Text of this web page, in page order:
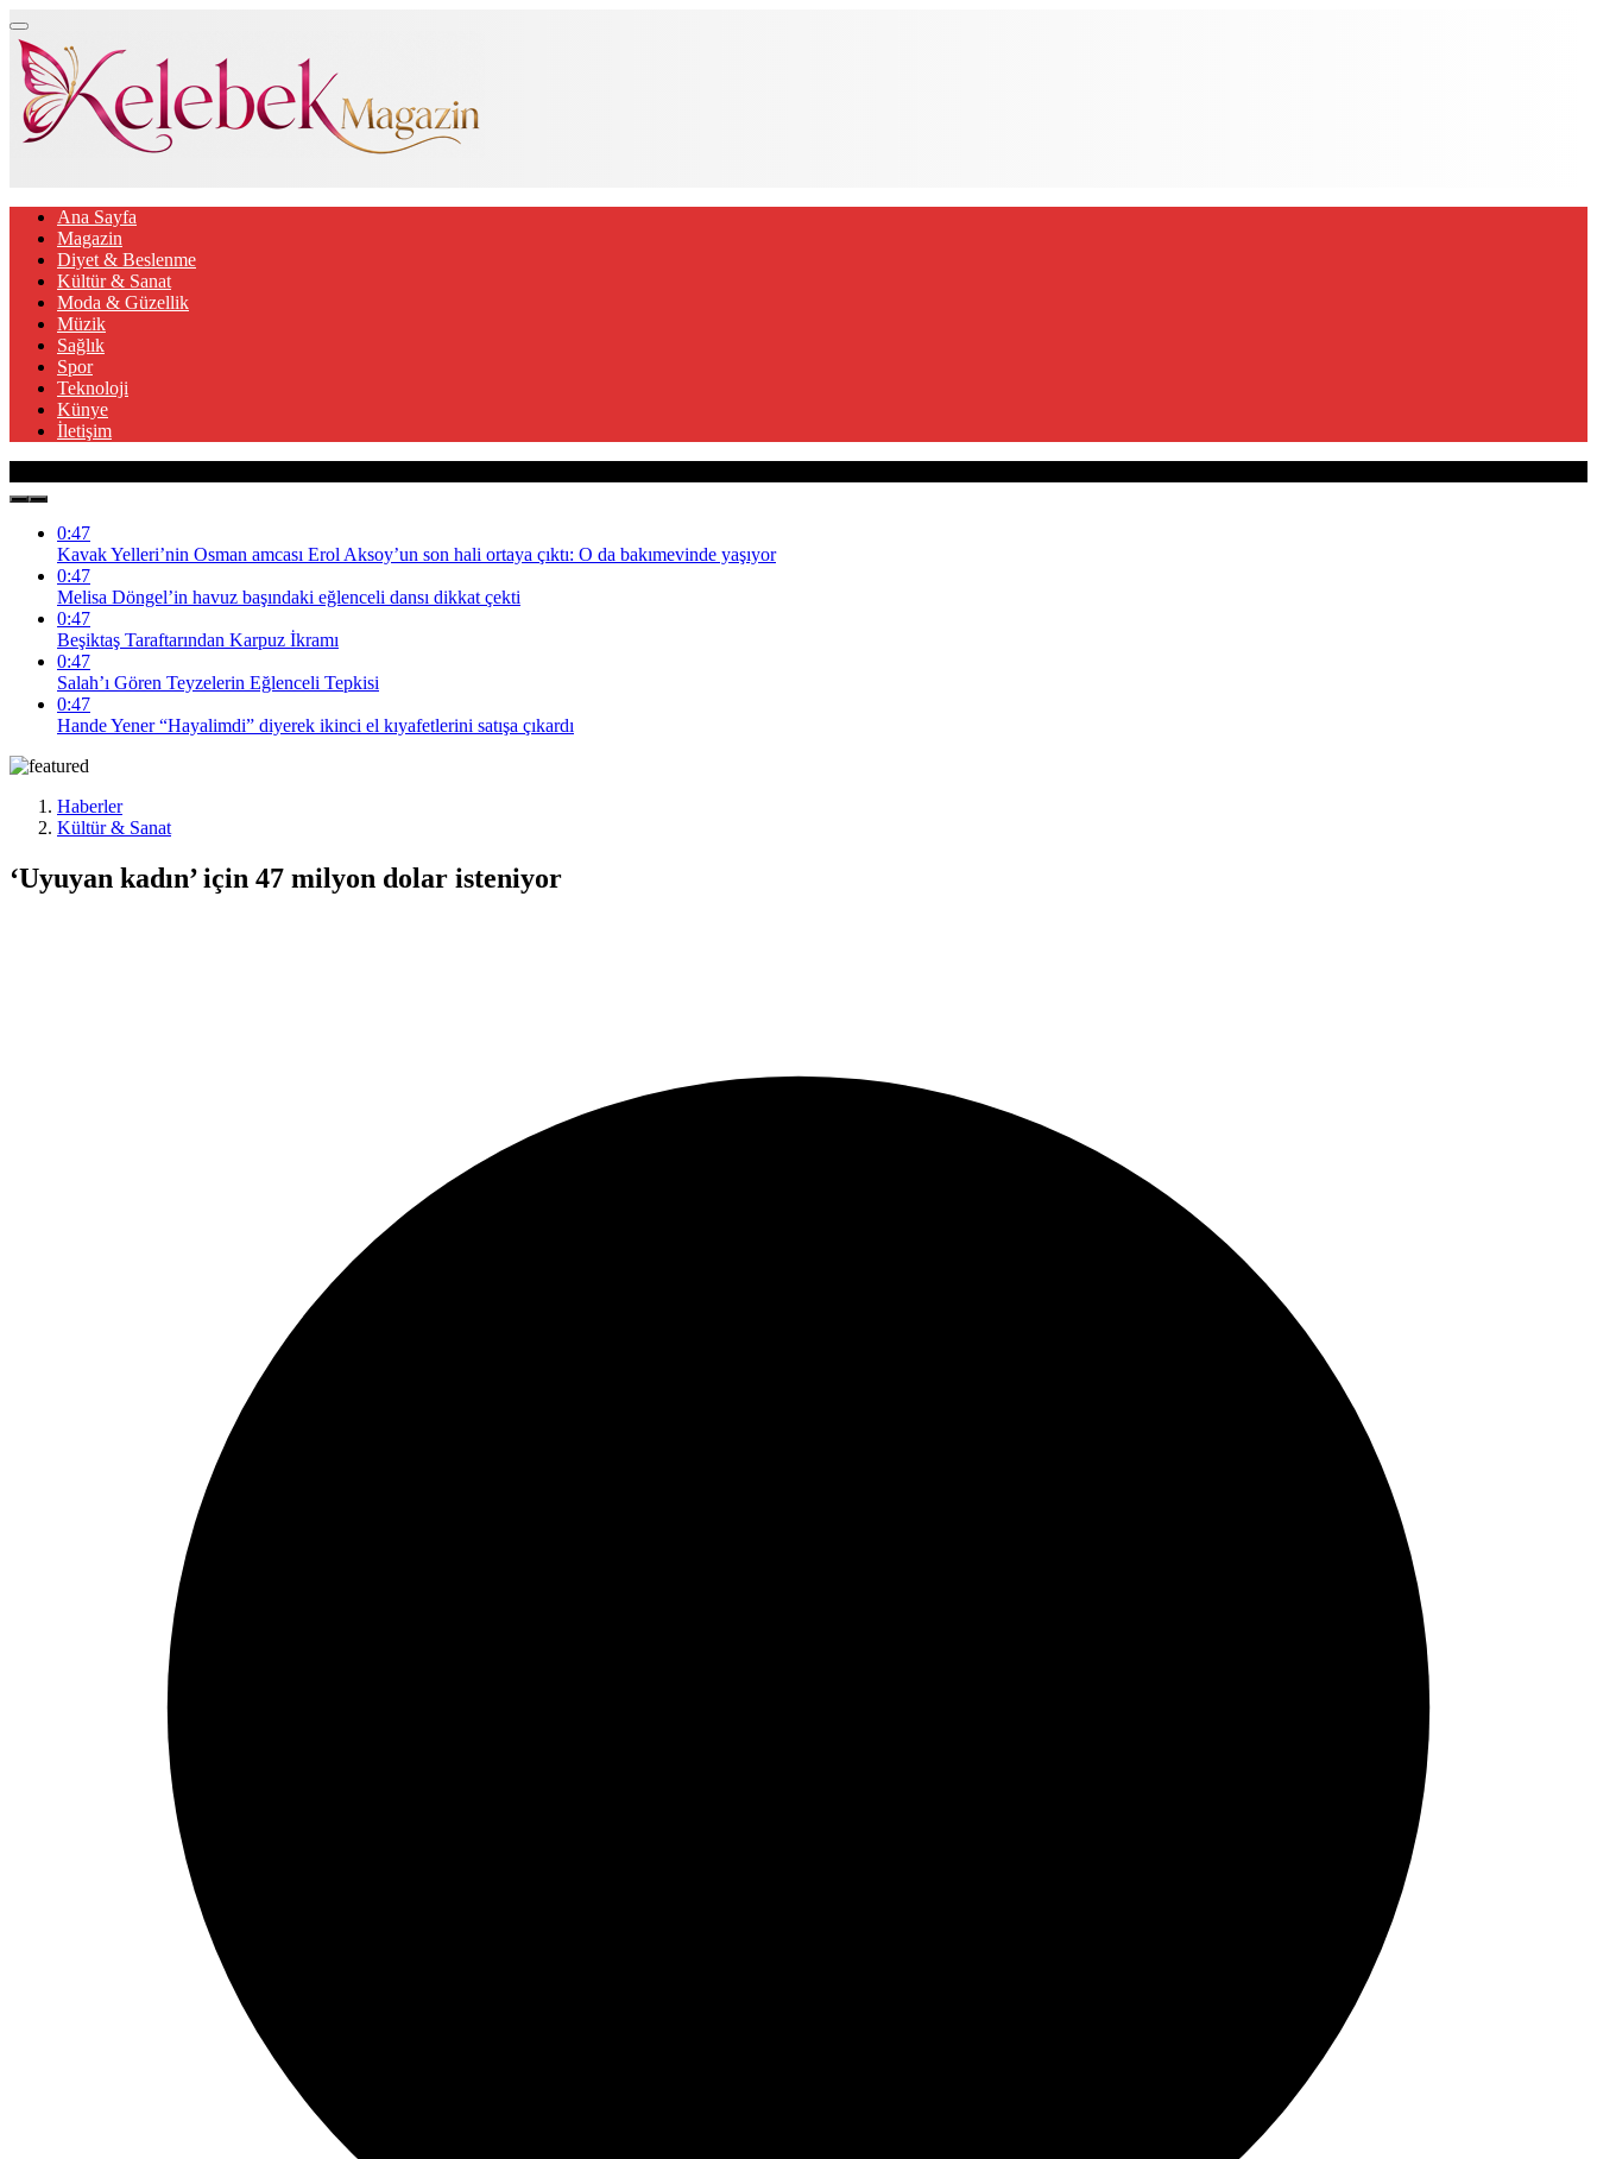
Ana Sayfa
Magazin
Diyet & Beslenme
Kültür & Sanat
Moda & Güzellik
Müzik
Sağlık
Spor
Teknoloji
Künye
İletişim
0:47
Kavak Yelleri’nin Osman amcası Erol Aksoy’un son hali ortaya çıktı: O da bakımevinde yaşıyor
0:47
Melisa Döngel’in havuz başındaki eğlenceli dansı dikkat çekti
0:47
Beşiktaş Taraftarından Karpuz İkramı
0:47
Salah’ı Gören Teyzelerin Eğlenceli Tepkisi
0:47
Hande Yener “Hayalimdi” diyerek ikinci el kıyafetlerini satışa çıkardı
Haberler
Kültür & Sanat
‘Uyuyan kadın’ için 47 milyon dolar isteniyor